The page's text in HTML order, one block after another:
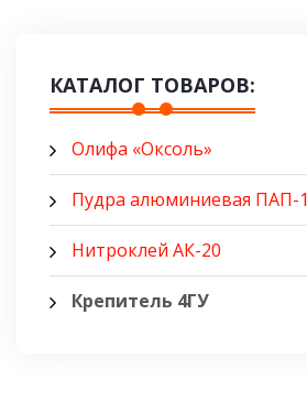
КАТАЛОГ ТОВАРОВ:
Олифа «Оксоль»
Пудра алюминиевая ПАП-1
Нитроклей АК-20
Крепитель 4ГУ